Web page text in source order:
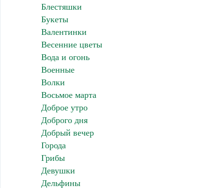
Блестяшки
Букеты
Валентинки
Весенние цветы
Вода и огонь
Военные
Волки
Восьмое марта
Доброе утро
Доброго дня
Добрый вечер
Города
Грибы
Девушки
Дельфины